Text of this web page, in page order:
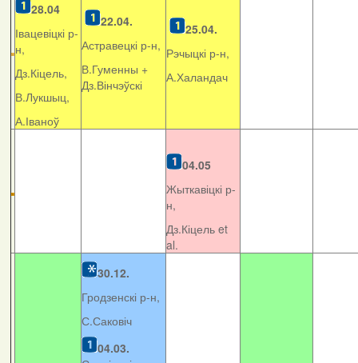
28.04
Івацевіцкі р-
н,
Дз.Кіцель,
В.Лукшыц,
А.Іваноў
22.04.
Астравецкі р-н,
В.Гуменны +
Дз.Вінчэўскі
25.04.
Рэчыцкі р-н,
А.Халандач
04.05
Жыткавіцкі р-
н,
Дз.Кіцель et
al.
30.12.
Гродзенскі р-н,
С.Саковіч
04.03.